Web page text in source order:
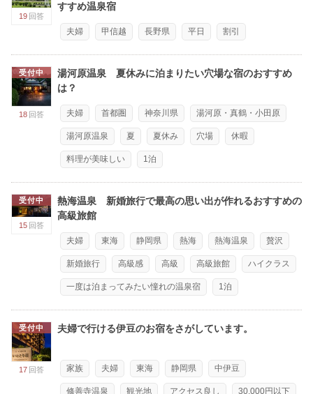
19 回答
すすめ温泉宿
夫婦 甲信越 長野県 平日 割引
受付中
18 回答
湯河原温泉 夏休みに泊まりたい穴場な宿のおすすめ
は？
夫婦 首都圏 神奈川県 湯河原・真鶴・小田原
湯河原温泉 夏 夏休み 穴場 休暇
料理が美味しい 1泊
受付中
15 回答
熱海温泉 新婚旅行で最高の思い出が作れるおすすめの
高級旅館
夫婦 東海 静岡県 熱海 熱海温泉 贅沢
新婚旅行 高級感 高級 高級旅館 ハイクラス
一度は泊まってみたい憧れの温泉宿 1泊
受付中
17 回答
夫婦で行ける伊豆のお宿をさがしています。
家族 夫婦 東海 静岡県 中伊豆
修善寺温泉 観光地 アクセス良し 30,000円以下